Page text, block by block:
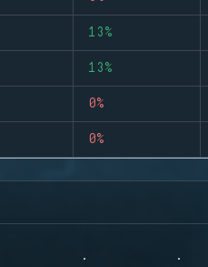
13%
13%
0%
0%